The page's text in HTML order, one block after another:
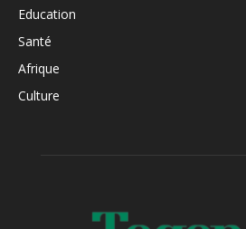
Education
Santé
Afrique
Culture